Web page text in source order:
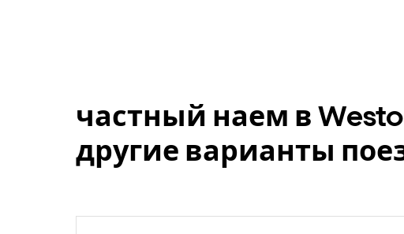
частный наем в
другие варианты